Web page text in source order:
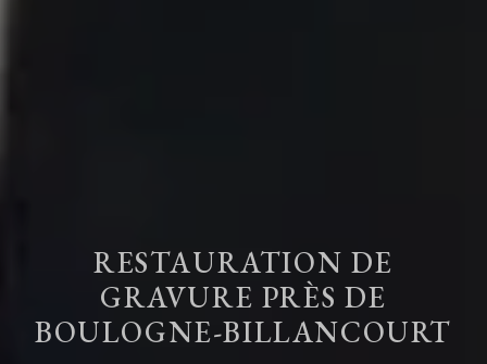
RESTAURATION DE
GRAVURE PRÈS DE
BOULOGNE-BILLANCOURT